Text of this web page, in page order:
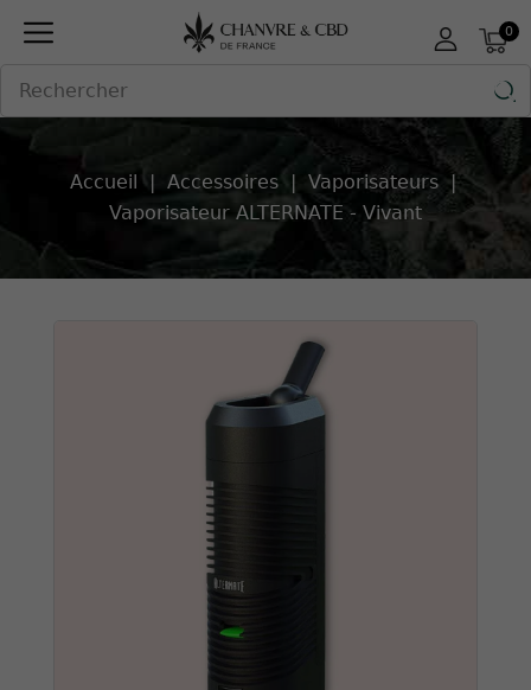
0

Accueil Accessoires
Vaporisateurs
Vaporisateur ALTERNATE - Vivant
Panneau de gestion des cookies